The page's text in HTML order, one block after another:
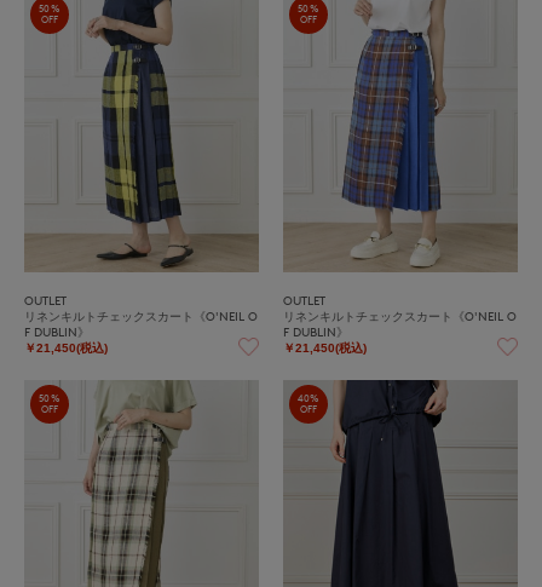
50%
OFF
OUTLET
リネンキルトチェックスカート《O'NEIL O
F DUBLIN》
￥21,450(税込)
50%
OFF
OUTLET
リネンキルトチェックスカート《O'NEIL O
F DUBLIN》
￥21,450(税込)
50%
OFF
40%
OFF